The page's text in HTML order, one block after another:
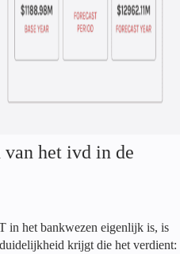
van het ivd in de
in het bankwezen eigenlijk is, is
krijgt die het verdient: